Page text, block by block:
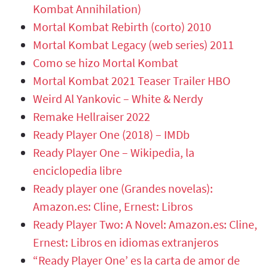
Kombat Annihilation)
Mortal Kombat Rebirth (corto) 2010
Mortal Kombat Legacy (web series) 2011
Como se hizo Mortal Kombat
Mortal Kombat 2021 Teaser Trailer HBO
Weird Al Yankovic – White & Nerdy
Remake Hellraiser 2022
Ready Player One (2018) – IMDb
Ready Player One – Wikipedia, la
enciclopedia libre
Ready player one (Grandes novelas):
Amazon.es: Cline, Ernest: Libros
Ready Player Two: A Novel: Amazon.es: Cline,
Ernest: Libros en idiomas extranjeros
“Ready Player One’ es la carta de amor de